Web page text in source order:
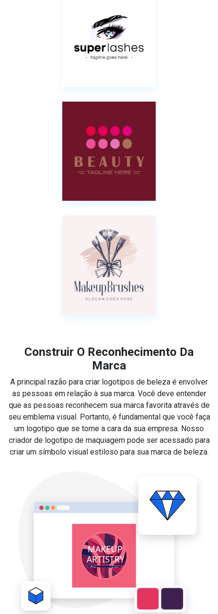
Construir O Reconhecimento Da
Marca
A principal razão para criar logotipos de beleza é envolver
as pessoas em relação à sua marca. Você deve entender
que as pessoas reconhecem sua marca favorita através de
seu emblema visual. Portanto, é fundamental que você faça
um logotipo que se torne a cara da sua empresa. Nosso
criador de logotipo de maquiagem pode ser acessado para
criar um símbolo visual estiloso para sua marca de beleza.